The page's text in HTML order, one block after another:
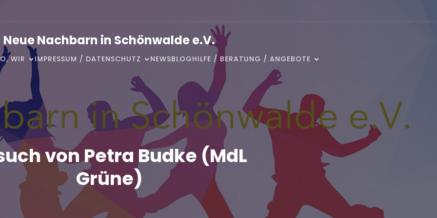
Neue Nachbarn in Schönwalde e.V.
WIR IMPRESSUM / DATENSCHUTZ NEWSBLOGHILFE / BERATUNG / ANGEBOTE
von Petra Budke (MdL
Grüne)